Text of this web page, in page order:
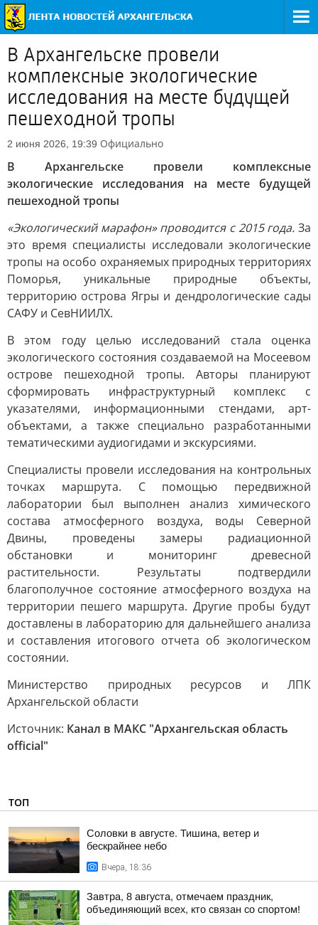
В Архангельске провели
комплексные экологические
исследования на месте будущей
пешеходной тропы
2 июня 2026, 19:39 Официально
В Архангельске провели комплексные
экологические исследования на месте будущей
пешеходной тропы
«Экологический марафон» проводится с 2015 года. За
это время специалисты исследовали экологические
тропы на особо охраняемых природных территориях
Поморья, уникальные природные объекты,
территорию острова Ягры и дендрологические сады
САФУ и СевНИИЛХ.
В этом году целью исследований стала оценка
экологического состояния создаваемой на Мосеевом
острове пешеходной тропы. Авторы планируют
сформировать инфраструктурный комплекс с
указателями, информационными стендами, арт-
объектами, а также специально разработанными
тематическими аудиогидами и экскурсиями.
Специалисты провели исследования на контрольных
точках маршрута. С помощью передвижной
лаборатории был выполнен анализ химического
состава атмосферного воздуха, воды Северной
Двины, проведены замеры радиационной
обстановки и мониторинг древесной
растительности. Результаты подтвердили
благополучное состояние атмосферного воздуха на
территории пешего маршрута. Другие пробы будут
доставлены в лабораторию для дальнейшего анализа
и составления итогового отчета об экологическом
состоянии.
Министерство природных ресурсов и ЛПК
Архангельской области
Источник: Канал в МАКС "Архангельская область
official"
ТОП
Соловки в августе. Тишина, ветер и
бескрайнее небо
Вчера, 18:36
Завтра, 8 августа, отмечаем праздник,
объединяющий всех, кто связан со спортом!